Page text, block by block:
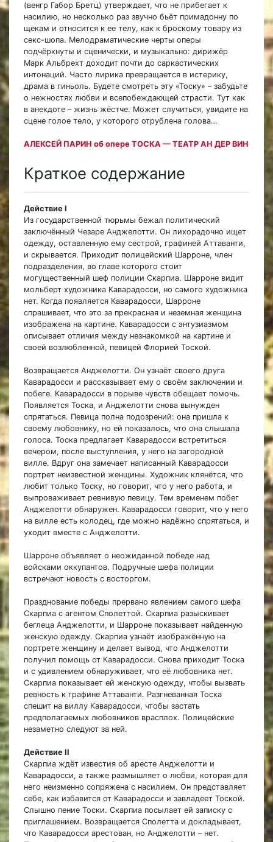
(венгр Габор Бретц) утверждает, что не прибегает к
насилию, но несколько раз звучно бьёт примадонну по
щекам и относится к ее телу, как к броскому товару из
секс-шопа. Мелодраматические черты оперы
подчёркнуты и сценически, и музыкально: дирижёр
Марк Альбрехт доходит почти до саркастических
интонаций. Часто лирика превращается в истерику,
драма в гиньоль. Будете смотреть эту «Тоску» – забудьте
о нежностях любви и всепобеждающей страсти. Тут как
в анекдоте – жизнь жёстче. Может случиться, увидите на
сцене голое тело, у которого отрублена голова…
АЛЕКСЕЙ ПАРИН об опере ТОСКА — ТЕАТР АН ДЕР ВИН
Краткое содержание
Действие I
Из государственной тюрьмы бежал политический
заключённый Чезаре Анджелотти. Он лихорадочно ищет
одежду, оставленную ему сестрой, графиней Аттаванти,
и скрывается. Приходит полицейский Шарроне, член
подразделения, во главе которого стоит
могущественный шеф полиции Скарпиа. Шарроне видит
мольберт художника Каварадосси, но самого художника
нет. Когда появляется Каварадосси, Шарроне
спрашивает, что это за прекрасная и неземная женщина
изображена на картине. Каварадосси с энтузиазмом
описывает отличия между незнакомкой на картине и
своей возлюбленной, певицей Флорией Тоской.
Возвращается Анджелотти. Он узнаёт своего друга
Каварадосси и рассказывает ему о своём заключении и
побеге. Каварадосси в порыве чувств обещает помочь.
Появляется Тоска, и Анджелотти снова вынужден
спрятаться. Певица полна подозрений: она пришла к
своему любовнику, но ей показалось, что она слышала
голоса. Тоска предлагает Каварадосси встретиться
вечером, после выступления, у него на загородной
вилле. Вдруг она замечает написанный Каварадосси
портрет неизвестной женщины. Художник клянётся, что
любит только Тоску, но говорит, что у него работа, и
выпроваживает ревнивую певицу. Тем временем побег
Анджелотти обнаружен. Каварадосси говорит, что у него
на вилле есть колодец, где можно надёжно спрятаться, и
уходит вместе с Анджелотти.
Шарроне объявляет о неожиданной победе над
войсками оккупантов. Подручные шефа полиции
встречают новость с восторгом.
Празднование победы прервано явлением самого шефа
Скарпиа с агентом Сполеттой. Скарпиа разыскивает
беглеца Анджелотти, и Шарроне показывает найденную
женскую одежду. Скарпиа узнаёт изображённую на
портрете женщину и делает вывод, что Анджелотти
получил помощь от Каварадосси. Снова приходит Тоска
и с удивлением обнаруживает, что её любовника нет.
Скарпиа показывает ей женскую одежду, чтобы вызвать
ревность к графине Аттаванти. Разгневанная Тоска
спешит на виллу Каварадосси, чтобы застать
предполагаемых любовников врасплох. Полицейские
незаметно следуют за ней.
Действие II
Скарпиа ждёт известия об аресте Анджелотти и
Каварадосси, а также размышляет о любви, которая для
него неизменно сопряжена с насилием. Он представляет
себе, как избавится от Каварадосси и завладеет Тоской.
Слышно пение Тоски. Скарпиа посылает ей записку с
приглашением. Возвращается Сполетта и докладывает,
что Каварадосси арестован, но Анджелотти – нет.